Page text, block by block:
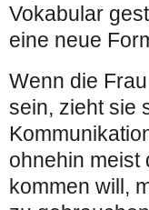
Vokabular
eine neue
Wenn die
sein, zieht sie
ohnehin meist
kommen will,